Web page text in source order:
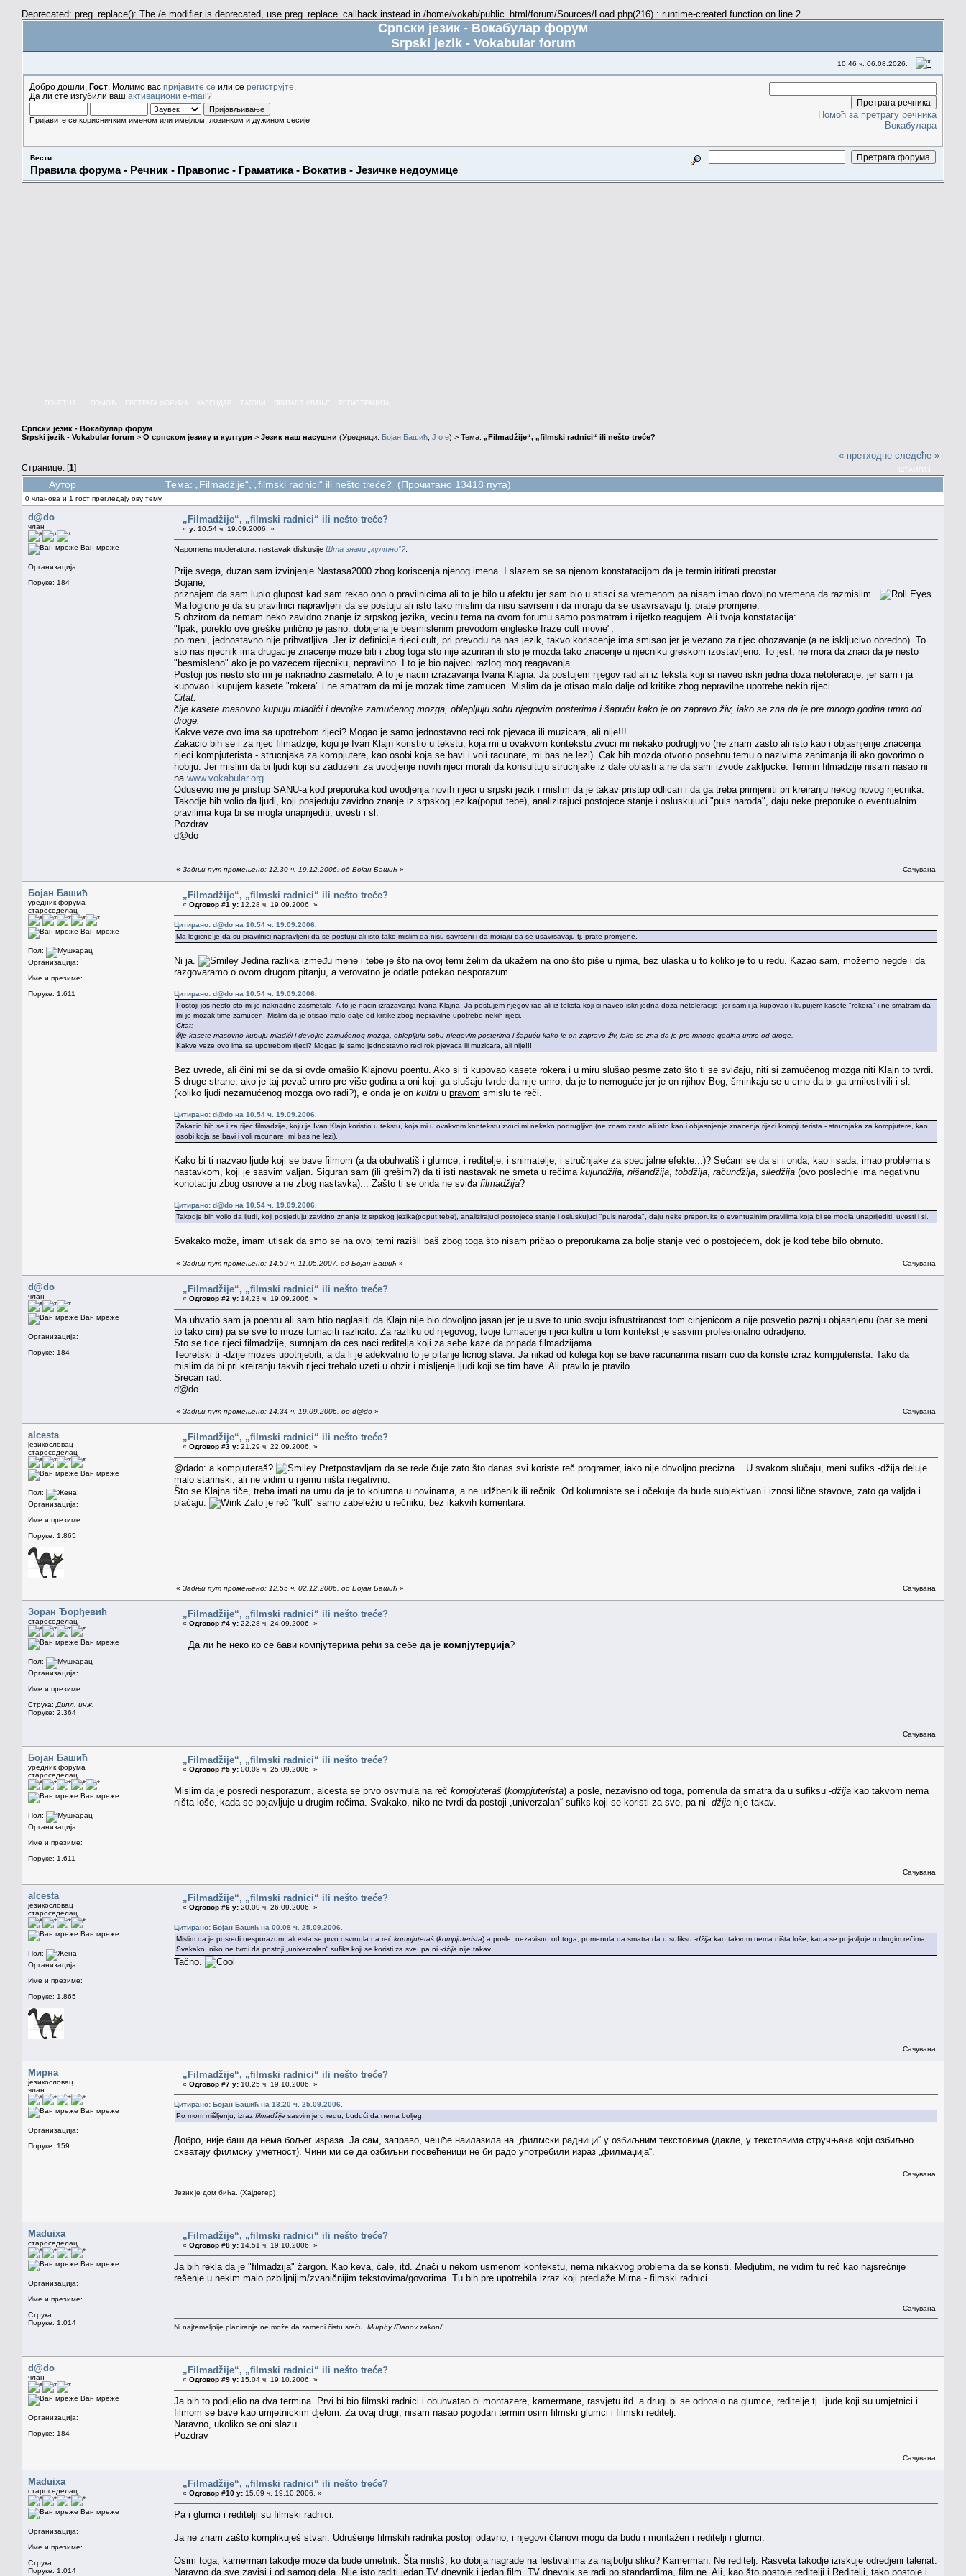
Deprecated: preg_replace(): The /e modifier is deprecated, use preg_replace_callback instead in /home/vokab/public_html/forum/Sources/Load.php(216) : runtime-created function on line 2
Српски језик - Вокабулар форум
Srpski jezik - Vokabular forum
10.46 ч. 06.08.2026.
Добро дошли, Гост . Молимо вас пријавите се или се региструјте
Да ли сте изгубили ваш активациони e-mail?
Пријавите се корисничким именом или имејлом, лозинком и дужином сесије
Помоћ за претрагу речника
Вокабулара
Вести:
Правила форума- Речник - Правопис - Граматика- Вокатив - Језичке недоумице
КАЛЕНДАР
Српски језик - Вокабулар форум
Srpski jezik - Vokabular forum > О српском језику и култури > Језик наш насушни (Уредници: Бојан Башић J o e) > Тема: „Filmadžije“, „filmski radnici“ ili nešto treće?
Странице: [1]
« претходне следеће »
Аутор Тема: „Filmadžije“, „filmski radnici“ ili nešto treće? (Прочитано 13418 пута)
0 чланова и 1 гост прегледају ову тему.
d@do
члан
Ван мреже
Организација:
Поруке: 184
„Filmadžije“, „filmski radnici“ ili nešto treće?
« у: 10.54 ч. 19.09.2006. »
Napomena moderatora: nastavak diskusije Шта значи „култно“?
Prije svega, duzan sam izvinjenje Nastasa2000 zbog koriscenja njenog imena. I slazem se sa njenom konstatacijom da je termin iritirati preostar.
Bojane,
priznajem da sam lupio glupost kad sam rekao ono o pravilnicima ali to je bilo u afektu jer sam bio u stisci sa vremenom pa nisam imao dovoljno vremena da razmislim.
Ma logicno je da su pravilnici napravljeni da se postuju ali isto tako mislim da nisu savrseni i da moraju da se usavrsavaju tj. prate promjene.
S obzirom da nemam neko zavidno znanje iz srpskog jezika, vecinu tema na ovom forumu samo posmatram i rijetko reagujem. Ali tvoja konstatacija:
"Ipak, poreklo ove greške prilično je jasno: dobijena je besmislenim prevodom engleske fraze cult movie",
po meni, jednostavno nije prihvatljiva. Jer iz definicije rijeci cult, pri prevodu na nas jezik, takvo koriscenje ima smisao jer je vezano za rijec obozavanje (a ne iskljucivo obredno). To
sto nas rijecnik ima drugacije znacenje moze biti i zbog toga sto nije azuriran ili sto je mozda tako znacenje u rijecniku greskom izostavljeno. To jest, ne mora da znaci da je nesto
"besmisleno" ako je po vazecem rijecniku, nepravilno. I to je bio najveci razlog mog reagavanja.
Postoji jos nesto sto mi je naknadno zasmetalo. A to je nacin izrazavanja Ivana Klajna. Ja postujem njegov rad ali iz teksta koji si naveo iskri jedna doza netoleracije, jer sam i ja
kupovao i kupujem kasete "rokera" i ne smatram da mi je mozak time zamucen. Mislim da je otisao malo dalje od kritike zbog nepravilne upotrebe nekih rijeci.
Citat:
čije kasete masovno kupuju mladići i devojke zamućenog mozga, oblepljuju sobu njegovim posterima i šapuću kako je on zapravo živ, iako se zna da je pre mnogo godina umro od
droge.
Kakve veze ovo ima sa upotrebom rijeci? Mogao je samo jednostavno reci rok pjevaca ili muzicara, ali nije!!!
Zakacio bih se i za rijec filmadzije, koju je Ivan Klajn koristio u tekstu, koja mi u ovakvom kontekstu zvuci mi nekako podrugljivo (ne znam zasto ali isto kao i objasnjenje znacenja
rijeci kompjuterista - strucnjaka za kompjutere, kao osobi koja se bavi i voli racunare, mi bas ne lezi). Cak bih mozda otvorio posebnu temu o nazivima zanimanja ili ako govorimo o
hobiju. Jer mislim da bi ljudi koji su zaduzeni za uvodjenje novih rijeci morali da konsultuju strucnjake iz date oblasti a ne da sami izvode zakljucke. Termin filmadzije nisam nasao ni
na www.vokabular.org
Odusevio me je pristup SANU-a kod preporuka kod uvodjenja novih rijeci u srpski jezik i mislim da je takav pristup odlican i da ga treba primjeniti pri kreiranju nekog novog rijecnika.
Takodje bih volio da ljudi, koji posjeduju zavidno znanje iz srpskog jezika(poput tebe), analizirajuci postojece stanje i osluskujuci "puls naroda", daju neke preporuke o eventualnim
pravilima koja bi se mogla unaprijediti, uvesti i sl.
Pozdrav
d@do
« Задњи пут промењено: 12.30 ч. 19.12.2006. од Бојан Башић » Сачувана
Бојан Башић
уредник форума
староседелац
Ван мреже
Пол:
Организација:
Име и презиме:
Поруке: 1.611
„Filmadžije“, „filmski radnici“ ili nešto treće?
« Одговор #1 у: 12.28 ч. 19.09.2006. »
Цитирано: d@do на 10.54 ч. 19.09.2006.
Ma logicno je da su pravilnici napravljeni da se postuju ali isto tako mislim da nisu savrseni i da moraju da se usavrsavaju tj. prate promjene.
Ni ja.
Jedina razlika između mene i tebe je što na ovoj temi želim da ukažem na ono što piše u njima, bez ulaska u to koliko je to u redu. Kazao sam, možemo negde i da
razgovaramo o ovom drugom pitanju, a verovatno je odatle potekao nesporazum.
Цитирано: d@do на 10.54 ч. 19.09.2006.
Postoji jos nesto sto mi je naknadno zasmetalo. A to je nacin izrazavanja Ivana Klajna. Ja postujem njegov rad ali iz teksta koji si naveo iskri jedna doza netoleracije, jer sam i ja kupovao i kupujem kasete "rokera" i ne smatram da
mi je mozak time zamucen. Mislim da je otisao malo dalje od kritike zbog nepravilne upotrebe nekih rijeci.
Citat:
čije kasete masovno kupuju mladići i devojke zamućenog mozga, oblepljuju sobu njegovim posterima i šapuću kako je on zapravo živ, iako se zna da je pre mnogo godina umro od droge.
Kakve veze ovo ima sa upotrebom rijeci? Mogao je samo jednostavno reci rok pjevaca ili muzicara, ali nije!!!
Bez uvrede, ali čini mi se da si ovde omašio Klajnovu poentu. Ako si ti kupovao kasete rokera i u miru slušao pesme zato što ti se sviđaju, niti si zamućenog mozga niti Klajn to tvrdi.
S druge strane, ako je taj pevač umro pre više godina a oni koji ga slušaju tvrde da nije umro, da je to nemoguće jer je on njihov Bog, šminkaju se u crno da bi ga umilostivili i sl.
(koliko ljudi nezamućenog mozga ovo radi?), e onda je on kultni u pravom smislu te reči.
Цитирано: d@do на 10.54 ч. 19.09.2006.
Zakacio bih se i za rijec filmadzije, koju je Ivan Klajn koristio u tekstu, koja mi u ovakvom kontekstu zvuci mi nekako podrugljivo (ne znam zasto ali isto kao i objasnjenje znacenja rijeci kompjuterista - strucnjaka za kompjutere, kao
osobi koja se bavi i voli racunare, mi bas ne lezi).
Kako bi ti nazvao ljude koji se bave filmom (a da obuhvatiš i glumce, i reditelje, i snimatelje, i stručnjake za specijalne efekte...)? Sećam se da si i onda, kao i sada, imao problema s
nastavkom, koji je sasvim valjan. Siguran sam (ili grešim?) da ti isti nastavak ne smeta u rečima kujundžija nišandžija tobdžija račundžija siledžija (ovo poslednje ima negativnu
konotaciju zbog osnove a ne zbog nastavka)... Zašto ti se onda ne sviđa filmadžija?
Цитирано: d@do на 10.54 ч. 19.09.2006.
Takodje bih volio da ljudi, koji posjeduju zavidno znanje iz srpskog jezika(poput tebe), analizirajuci postojece stanje i osluskujuci "puls naroda", daju neke preporuke o eventualnim pravilima koja bi se mogla unaprijediti, uvesti i sl.
Svakako može, imam utisak da smo se na ovoj temi razišli baš zbog toga što nisam pričao o preporukama za bolje stanje već o postojećem, dok je kod tebe bilo obrnuto.
« Задњи пут промењено: 14.59 ч. 11.05.2007. од Бојан Башић » Сачувана
d@do
члан
Ван мреже
Организација:
Поруке: 184
„Filmadžije“, „filmski radnici“ ili nešto treće?
« Одговор #2 у: 14.23 ч. 19.09.2006. »
Ma uhvatio sam ja poentu ali sam htio naglasiti da Klajn nije bio dovoljno jasan jer je u sve to unio svoju isfrustriranost tom cinjenicom a nije posvetio paznju objasnjenu (bar se meni
to tako cini) pa se sve to moze tumaciti razlicito. Za razliku od njegovog, tvoje tumacenje rijeci kultni u tom kontekst je sasvim profesionalno odradjeno.
Sto se tice rijeci filmadzije, sumnjam da ces naci reditelja koji za sebe kaze da pripada filmadzijama.
Teoretski ti -dzije mozes upotrijebiti, a da li je adekvatno to je pitanje licnog stava. Ja nikad od kolega koji se bave racunarima nisam cuo da koriste izraz kompjuterista. Tako da
mislim da bi pri kreiranju takvih rijeci trebalo uzeti u obzir i misljenje ljudi koji se tim bave. Ali pravilo je pravilo.
Srecan rad.
d@do
« Задњи пут промењено: 14.34 ч. 19.09.2006. од d@do » Сачувана
alcesta
језикословац
староседелац
Ван мреже
Пол:
Организација:
Име и презиме:
Поруке: 1.865
„Filmadžije“, „filmski radnici“ ili nešto treće?
« Одговор #3 у: 21.29 ч. 22.09.2006. »
@dado: a kompjuteraš?
Pretpostavljam da se ređe čuje zato što danas svi koriste reč programer, iako nije dovoljno precizna... U svakom slučaju, meni sufiks -džija deluje
malo starinski, ali ne vidim u njemu ništa negativno.
Što se Klajna tiče, treba imati na umu da je to kolumna u novinama, a ne udžbenik ili rečnik. Od kolumniste se i očekuje da bude subjektivan i iznosi lične stavove, zato ga valjda i
plaćaju.
Zato je reč "kult" samo zabeležio u rečniku, bez ikakvih komentara.
« Задњи пут промењено: 12.55 ч. 02.12.2006. од Бојан Башић » Сачувана
Зоран Ђорђевић
староседелац
Ван мреже
Пол:
Организација:
Име и презиме:
Струка: Дипл. инж.
Поруке: 2.364
„Filmadžije“, „filmski radnici“ ili nešto treće?
« Одговор #4 у: 22.28 ч. 24.09.2006. »
Да ли ће неко ко се бави компјутерима рећи за себе да је компјутерџија?
Сачувана
Бојан Башић
уредник форума
староседелац
Ван мреже
Пол:
Организација:
Име и презиме:
Поруке: 1.611
„Filmadžije“, „filmski radnici“ ili nešto treće?
« Одговор #5 у: 00.08 ч. 25.09.2006. »
Mislim da je posredi nesporazum, alcesta se prvo osvrnula na reč kompjuteraš (kompjuterista) a posle, nezavisno od toga, pomenula da smatra da u sufiksu -džija kao takvom nema
ništa loše, kada se pojavljuje u drugim rečima. Svakako, niko ne tvrdi da postoji „univerzalan“ sufiks koji se koristi za sve, pa ni -džija nije takav.
Сачувана
alcesta
језикословац
староседелац
Ван мреже
Пол:
Организација:
Име и презиме:
Поруке: 1.865
„Filmadžije“, „filmski radnici“ ili nešto treće?
« Одговор #6 у: 20.09 ч. 26.09.2006. »
Цитирано: Бојан Башић на 00.08 ч. 25.09.2006.
Mislim da je posredi nesporazum, alcesta se prvo osvrnula na reč kompjuteraš (kompjuterista) a posle, nezavisno od toga, pomenula da smatra da u sufiksu -džija kao takvom nema ništa loše, kada se pojavljuje u drugim rečima.
Svakako, niko ne tvrdi da postoji „univerzalan“ sufiks koji se koristi za sve, pa ni -džija nije takav.
Tačno.
Сачувана
Мирна
језикословац
члан
Ван мреже
Организација:
Поруке: 159
„Filmadžije“, „filmski radnici“ ili nešto treće?
« Одговор #7 у: 10.25 ч. 19.10.2006. »
Цитирано: Бојан Башић на 13.20 ч. 25.09.2006.
Po mom mišljenju, izraz filmadžije sasvim je u redu, budući da nema boljeg.
Добро, није баш да нема бољег израза. Ја сам, заправо, чешће наилазила на „филмски радници“ у озбиљним текстовима (дакле, у текстовима стручњака који озбиљно
схватају филмску уметност). Чини ми се да озбиљни посвећеници не би радо употребили израз „филмаџија“.
Сачувана
Језик је дом бића. (Хајдегер)
Maduixa
староседелац
Ван мреже
Организација:
Име и презиме:
Струка:
Поруке: 1.014
„Filmadžije“, „filmski radnici“ ili nešto treće?
« Одговор #8 у: 14.51 ч. 19.10.2006. »
Ja bih rekla da je "filmadzija" žargon. Kao keva, ćale, itd. Znači u nekom usmenom kontekstu, nema nikakvog problema da se koristi. Medjutim, ne vidim tu reč kao najsrećnije
rešenje u nekim malo pzbiljnijim/zvaničnijim tekstovima/govorima. Tu bih pre upotrebila izraz koji predlaže Mirna - filmski radnici.
Сачувана
Ni najtemeljnije planiranje ne može da zameni čistu sreću. Murphy /Danov zakon/
d@do
члан
Ван мреже
Организација:
Поруке: 184
„Filmadžije“, „filmski radnici“ ili nešto treće?
« Одговор #9 у: 15.04 ч. 19.10.2006. »
Ja bih to podijelio na dva termina. Prvi bi bio filmski radnici i obuhvatao bi montazere, kamermane, rasvjetu itd. a drugi bi se odnosio na glumce, reditelje tj. ljude koji su umjetnici i
filmom se bave kao umjetnickim djelom. Za ovaj drugi, nisam nasao pogodan termin osim filmski glumci i filmski reditelj.
Naravno, ukoliko se oni slazu.
Pozdrav
Сачувана
Maduixa
староседелац
Ван мреже
Организација:
Име и презиме:
Струка:
Поруке: 1.014
„Filmadžije“, „filmski radnici“ ili nešto treće?
« Одговор #10 у: 15.09 ч. 19.10.2006. »
Pa i glumci i reditelji su filmski radnici.
Ja ne znam zašto komplikuješ stvari. Udrušenje filmskih radnika postoji odavno, i njegovi članovi mogu da budu i montažeri i reditelji i glumci.
Osim toga, kamerman takodje moze da bude umetnik. Šta misliš, ko dobija nagrade na festivalima za najbolju sliku? Kamerman. Ne reditelj. Rasveta takodje iziskuje odredjeni talenat.
Naravno da sve zavisi i od samog dela. Nije isto raditi jedan TV dnevnik i jedan film. TV dnevnik se radi po standardima, film ne. Ali, kao što postoje reditelji i Reditelji, tako postoje i